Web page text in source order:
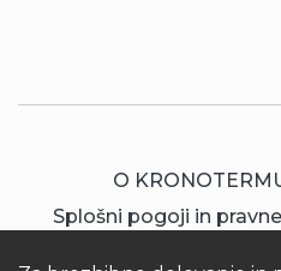
O
Splošni pogoji in